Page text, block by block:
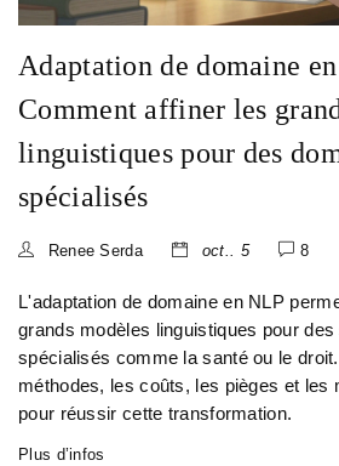
Adaptation de domaine
Comment affiner les
linguistiques pour des
spécialisés
Renee Serda oct.. 5 8
L'adaptation de domaine en NLP
grands modèles linguistiques pour des
spécialisés comme la santé ou le
méthodes, les coûts, les pièges et les
pour réussir cette transformation.
Plus d’infos